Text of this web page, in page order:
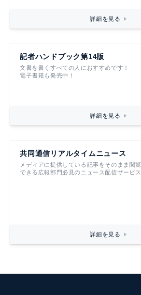
詳細を見る
記者ハンドブック第14版
文書を書くすべての人におすすめです！
電子書籍も発売中！
詳細を見る
共同通信リアルタイムニュース
メディアに提供している記事をそのまま閲覧
できる広報部門必見のニュース配信サービス
詳細を見る